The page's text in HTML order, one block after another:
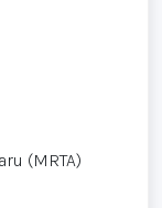
(MRTA)